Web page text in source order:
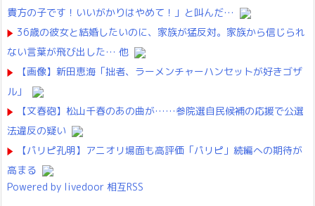
貴方の子です！いいがかりはやめて！」と叫んだ…
36歳の彼女と結婚したいのに、家族が猛反対。家族から信じられ
ない言葉が飛び出した… 他
【画像】新田恵海「拙者、ラーメンチャーハンセットが好きゴザ
ル」
【文春砲】松山千春のあの曲が……参院選自民候補の応援で公選
法違反の疑い
【パリピ孔明】アニオリ場面も高評価「パリピ」続編への期待が
高まる
Powered by livedoor 相互RSS